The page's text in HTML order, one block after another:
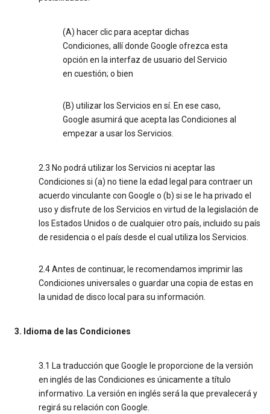
(A) hacer clic para aceptar dichas
Condiciones, allí donde Google ofrezca esta
opción en la interfaz de usuario del Servicio
en cuestión; o bien
(B) utilizar los Servicios en sí. En ese caso,
Google asumirá que acepta las Condiciones al
empezar a usar los Servicios.
2.3 No podrá utilizar los Servicios ni aceptar las
Condiciones si (a) no tiene la edad legal para contraer un
acuerdo vinculante con Google o (b) si se le ha privado el
uso y disfrute de los Servicios en virtud de la legislación de
los Estados Unidos o de cualquier otro país, incluido su país
de residencia o el país desde el cual utiliza los Servicios.
2.4 Antes de continuar, le recomendamos imprimir las
Condiciones universales o guardar una copia de estas en
la unidad de disco local para su información.
3. Idioma de las Condiciones
3.1 La traducción que Google le proporcione de la versión
en inglés de las Condiciones es únicamente a título
informativo. La versión en inglés será la que prevalecerá y
regirá su relación con Google.